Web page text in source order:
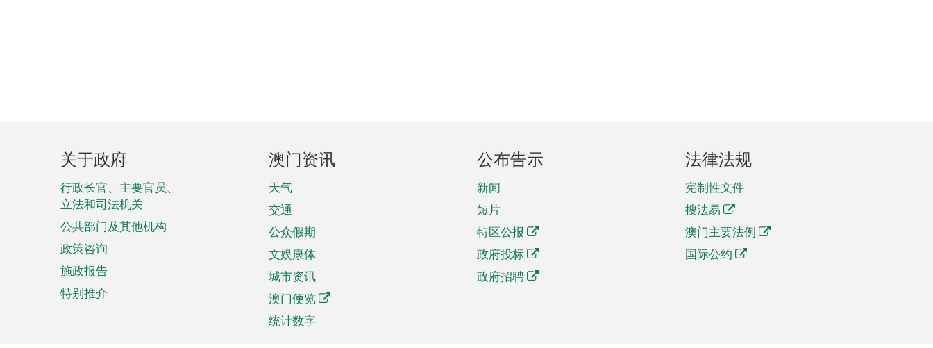
页
脚
菜
单
关于政府
行政长官、主要官员、
立法和司法机关
公共部门及其他机构
政策咨询
施政报告
特别推介
澳门资讯
天气
交通
公众假期
文娱康体
城市资讯
澳门便览
统计数字
公布告示
新闻
短片
特区公报
政府投标
政府招聘
法律法规
宪制性文件
搜法易
澳门主要法例
国际公约